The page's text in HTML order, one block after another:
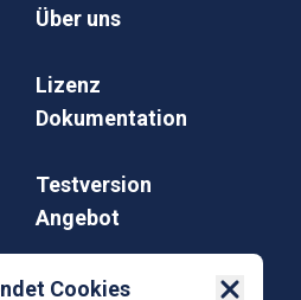
Über uns
Lizenz
Dokumentation
Testversion
Angebot
Impressum
Cookies Close